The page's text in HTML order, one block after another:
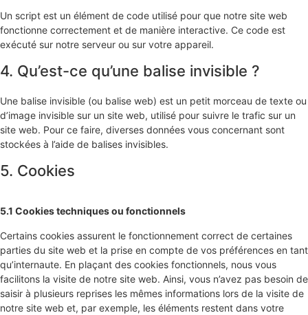
Un script est un élément de code utilisé pour que notre site web
fonctionne correctement et de manière interactive. Ce code est
exécuté sur notre serveur ou sur votre appareil.
4. Qu’est-ce qu’une balise invisible ?
Une balise invisible (ou balise web) est un petit morceau de texte ou
d’image invisible sur un site web, utilisé pour suivre le trafic sur un
site web. Pour ce faire, diverses données vous concernant sont
stockées à l’aide de balises invisibles.
5. Cookies
5.1 Cookies techniques ou fonctionnels
Certains cookies assurent le fonctionnement correct de certaines
parties du site web et la prise en compte de vos préférences en tant
qu’internaute. En plaçant des cookies fonctionnels, nous vous
facilitons la visite de notre site web. Ainsi, vous n’avez pas besoin de
saisir à plusieurs reprises les mêmes informations lors de la visite de
notre site web et, par exemple, les éléments restent dans votre